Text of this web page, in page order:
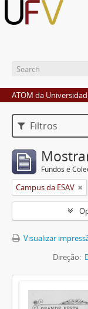
ATOM da
Filtros
Fundos e
Campus da ESAV
Visualizar
Direção: